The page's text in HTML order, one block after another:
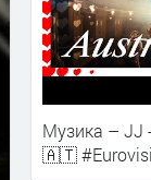
Музика – JJ
🇦🇹